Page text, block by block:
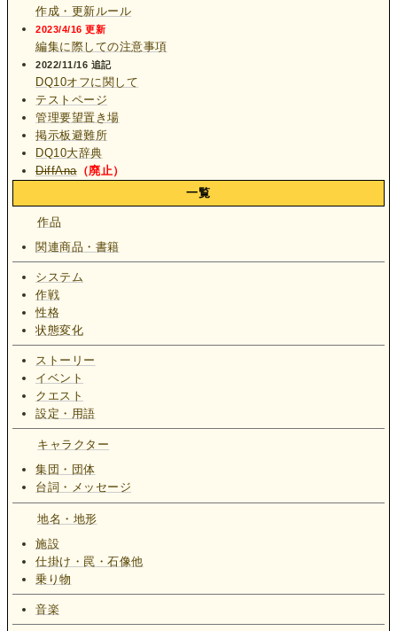
作成・更新ルール
2023/4/16 更新
編集に際しての注意事項
2022/11/16 追記
DQ10オフに関して
テストページ
管理要望置き場
掲示板避難所
DQ10大辞典
DiffAna（廃止）
一覧
作品
関連商品・書籍
システム
作戦
性格
状態変化
ストーリー
イベント
クエスト
設定・用語
キャラクター
集団・団体
台詞・メッセージ
地名・地形
施設
仕掛け・罠・石像他
乗り物
音楽